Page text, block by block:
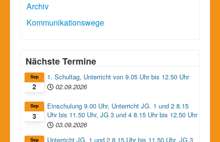
Archiv
Kommunikationswege
Nächste Termine
2
Sep
1. Schultag, Unterricht von 9.05 Uhr bis 12.50 Uhr
02.09.2026
3
Sep
Einschulung 9.00 Uhr, Unterricht JG. 1 und 2 8.15
Uhr bis 11.50 Uhr, JG 3 und 4 8.15 Uhr bis 12.50 Uhr
03.09.2026
Sep
Unterricht JG. 1 und 2 8.15 Uhr bis 11.50 Uhr, JG 3